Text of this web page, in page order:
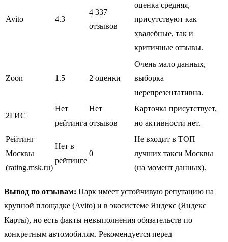
Avito 4.3
4 337
отзывов
оценка средняя,
присутствуют как
хвалебные, так и
критичные отзывы.
Zoon 1.5 2 оценки
Очень мало данных,
выборка
нерепрезентативна.
2ГИС
Нет
рейтинга
Нет
отзывов
Карточка присутствует,
но активности нет.
Рейтинг
Москвы
(rating.msk.ru)
Нет в
рейтинге
0
Не входит в ТОП
лучших такси Москвы
(на момент данных).
Вывод по отзывам: Парк имеет устойчивую репутацию на
крупной площадке (Avito) и в экосистеме Яндекс (Яндекс
Карты), но есть факты невыполнения обязательств по
конкретным автомобилям. Рекомендуется перед